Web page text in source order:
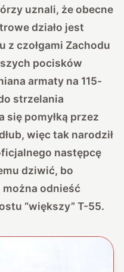
uznali, że obecne
działo jest
z czołgami Zachodu
pocisków
armaty na 115-
strzelania
się pomyłką przez
więc tak narodził
następcę
dziwić, bo
można odnieść
“większy” T-55.